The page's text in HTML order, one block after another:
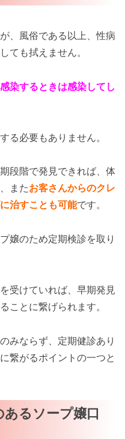
、風俗である以上、性病
ても拭えません。
感染するときは感染してし
る必要もありません。
段階で発見できれば、体
またお客さんからのクレ
治すことも可能です。
嬢のため定期検診を取り
受けていれば、早期発見
ことに繋げられます。
みならず、定期健診あり
繋がるポイントの一つと
るソープ嬢口